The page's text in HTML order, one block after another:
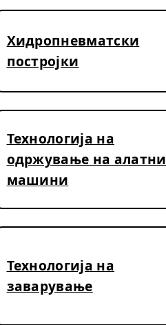
Хидропневматски
постројки
Технологија на
одржување на алатни
машини
Технологија на
заварување